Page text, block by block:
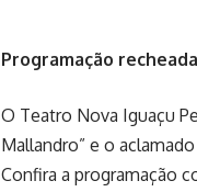
Programação
O Teatro Nova Iguaçu
Mallandro” e o
Confira a programação